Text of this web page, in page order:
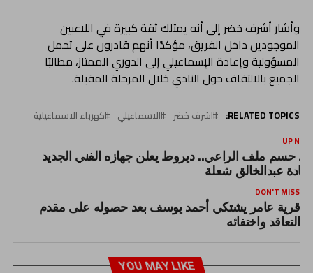
وأشار أشرف خضر إلى أنه يمتلك ثقة كبيرة في اللاعبين
الموجودين داخل الفريق، مؤكدًا أنهم قادرون على تحمل
المسؤولية وإعادة الإسماعيلي إلى الدوري الممتاز، مطالبًا
الجميع بالالتفاف حول النادي خلال المرحلة المقبلة.
RELATED TOPICS: اشرف خضر الاسماعيلي كهرباء الاسماعيلية
UP
حسم ملف الراعي.. ديروط يعلن جهازه الفني الجديد
عبدالخالق شعلة
DON'T MISS
قرية عامر يشتكي أحمد يوسف بعد حصوله على مقدم
التعاقد واختفائه
YOU MAY LIKE